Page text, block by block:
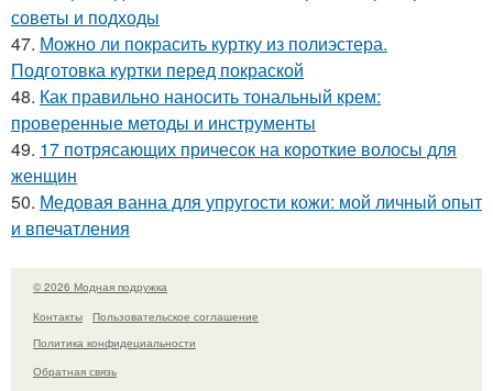
советы и подходы
47. Можно ли покрасить куртку из полиэстера.
Подготовка куртки перед покраской
48. Как правильно наносить тональный крем:
проверенные методы и инструменты
49. 17 потрясающих причесок на короткие волосы для
женщин
50. Медовая ванна для упругости кожи: мой личный опыт
и впечатления
© 2026 Модная подружка
Контакты
Пользовательское соглашение
Политика конфидециальности
Обратная связь